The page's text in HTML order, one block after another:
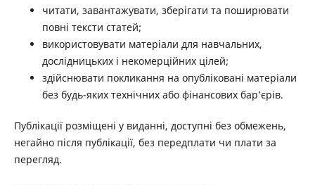
читати, завантажувати, зберігати та поширювати
повні тексти статей;
використовувати матеріали для навчальних,
дослідницьких і некомерційних цілей;
здійснювати покликання на опубліковані матеріали
без будь-яких технічних або фінансових бар’єрів.
Публікації розміщені у виданні, доступні без обмежень,
негайно після публікації, без передплати чи плати за
перегляд.